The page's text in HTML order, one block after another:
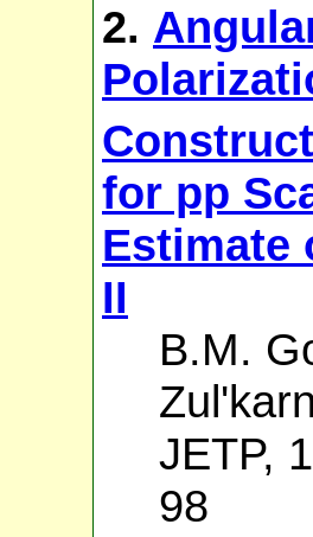
2.
for pp
Estimate
II
B.M.
JETP,
98